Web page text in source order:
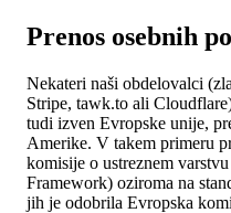
Prenos osebnih
Nekateri naši obdelovalci
Stripe, tawk.to ali
tudi izven Evropske unije,
Amerike. V takem primeru
komisije o ustreznem
Framework) oziroma na
jih je odobrila Evropska